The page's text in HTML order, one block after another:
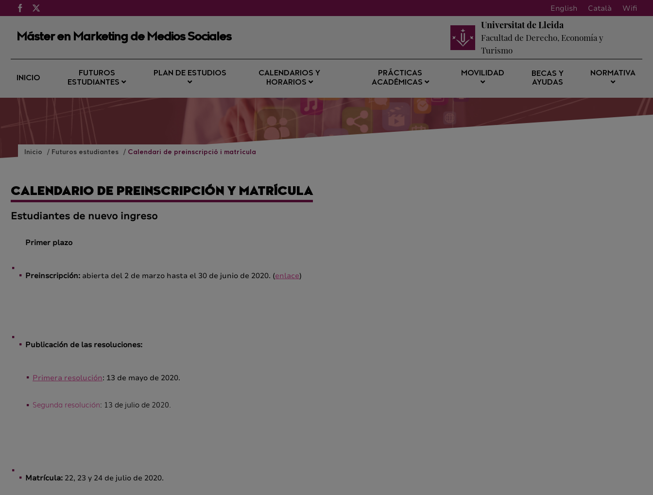
English Català Wifi
Máster en Marketing de Medios Sociales
Universitat de Lleida
Facultad de Derecho, Economía y
Turismo
INICIO
FUTUROS
ESTUDIANTES
PLAN DE ESTUDIOS
CALENDARIOS Y
HORARIOS
PRÁCTICAS
ACADÉMICAS
MOVILIDAD
BECAS Y
AYUDAS
NORMATIVA
Inicio Futuros estudiantes Calendari de preinscripció i matrícula
CALENDARIO DE PREINSCRIPCIÓN Y MATRÍCULA
Estudiantes de nuevo ingreso
Primer plazo
Preinscripción: abierta del 2 de marzo hasta el 30 de junio de 2020. (enlace)
Publicación de las resoluciones:
Primera resolución: 13 de mayo de 2020.
Segunda resolución: 13 de julio de 2020.
Matrícula: 22, 23 y 24 de julio de 2020.